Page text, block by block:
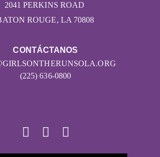
CONTÁCTANOS
(225) 636-0800
2041 PERKINS ROAD
ROUGE, LA 70808